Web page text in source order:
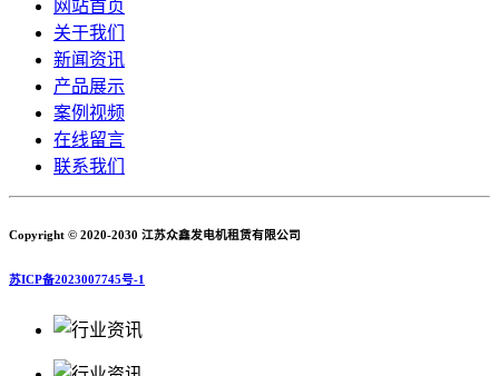
网站首页
关于我们
新闻资讯
产品展示
案例视频
在线留言
联系我们
Copyright © 2020-2030 江苏众鑫发电机租赁有限公司
苏ICP备2023007745号-1